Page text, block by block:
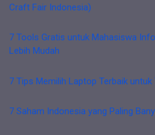
Craft Fair Indonesia)
7 Tools Gratis untuk Mahasiswa
Lebih Mudah
7 Tips Memilih Laptop Terbaik untuk
7 Saham Indonesia yang Paling